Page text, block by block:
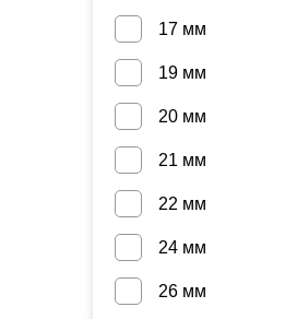
17 мм
19 мм
20 мм
21 мм
22 мм
24 мм
26 мм